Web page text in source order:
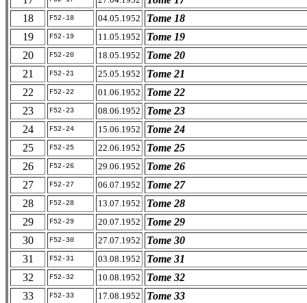
18
F52-18 04.05.1952
Tome 18
19
F52-19 11.05.1952
Tome 19
20
F52-20 18.05.1952
Tome 20
21
F52-21 25.05.1952
Tome 21
22
F52-22 01.06.1952
Tome 22
23
F52-23 08.06.1952
Tome 23
24
F52-24 15.06.1952
Tome 24
25
F52-25 22.06.1952
Tome 25
26
F52-26 29.06.1952
Tome 26
27
F52-27 06.07.1952
Tome 27
28
F52-28 13.07.1952
Tome 28
29
F52-29 20.07.1952
Tome 29
30
F52-30 27.07.1952
Tome 30
31
F52-31 03.08.1952
Tome 31
32
F52-32 10.08.1952
Tome 32
33
F52-33 17.08.1952
Tome 33